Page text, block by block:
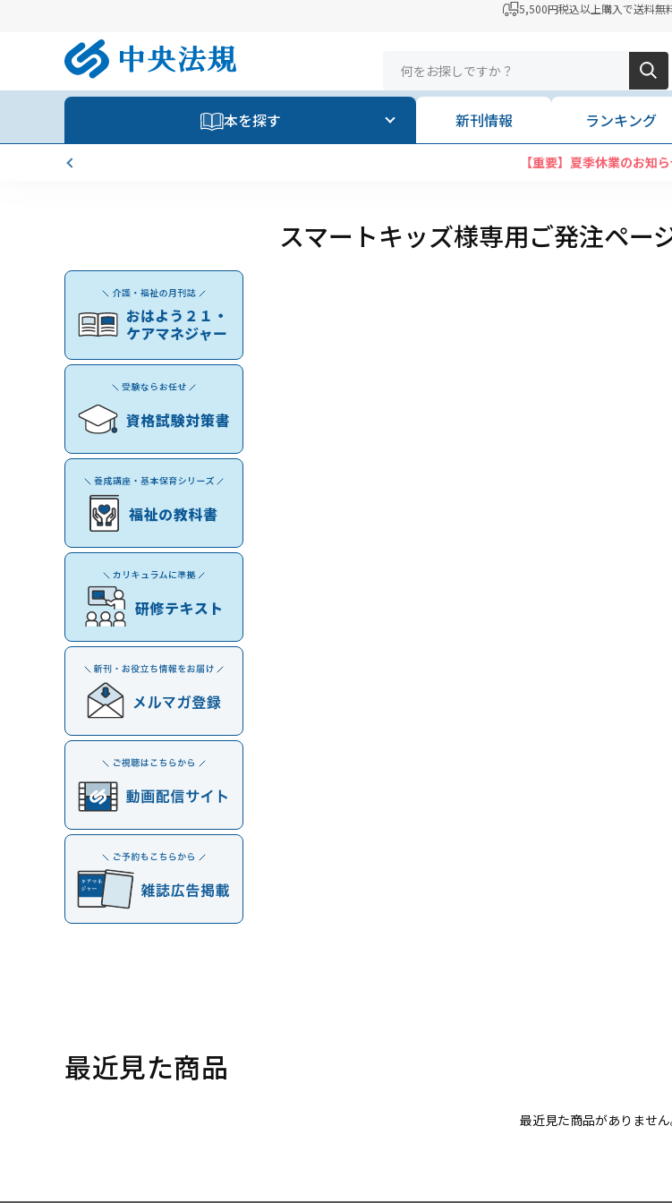
5,500円税込以上購入で送料無
本を探す 新刊情報 ランキング
【重要】夏季休業のお知
スマートキッズ様専用ご発注ペー
最近見た商品
最近見た商品がありません